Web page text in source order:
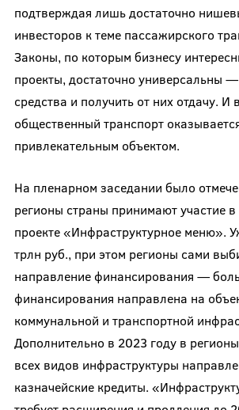
подтверждая лишь достаточно
инвесторов к теме пассажирского
Законы, по которым бизнесу
проекты, достаточно универсальны
средства и получить от них отдачу. И
общественный транспорт
привлекательным объектом.
На пленарном заседании было
регионы страны принимают участие
проекте «Инфраструктурное меню».
трлн руб., при этом регионы сами
направление финансирования —
финансирования направлена на
коммунальной и транспортной
Дополнительно в 2023 году в
всех видов инфраструктуры
казначейские кредиты.